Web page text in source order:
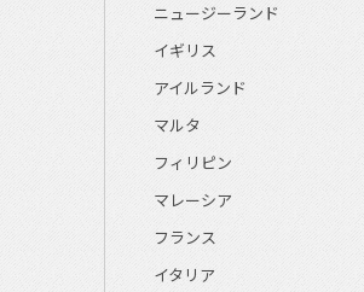
ニュージーランド
イギリス
アイルランド
マルタ
フィリピン
マレーシア
フランス
イタリア